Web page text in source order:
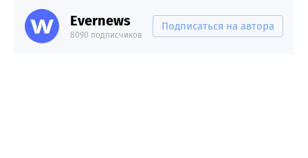
Evernews
8090 подписчиков
Подписаться на автора